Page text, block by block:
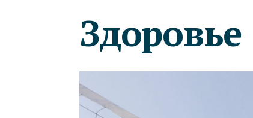
Здоровье